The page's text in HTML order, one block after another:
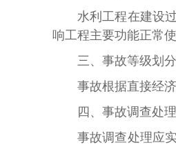
水利工程在建设
响工程主要功能正常
三、事故等级划分
事故根据直接经
四、事故调查处
事故调查处理应